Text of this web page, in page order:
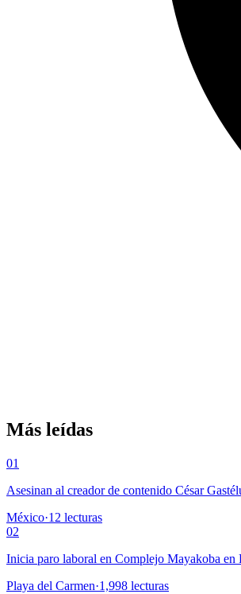
Más leídas
01
Asesinan al creador de contenido César
México·12 lecturas
02
Inicia paro laboral en Complejo Mayakoba en
Playa del Carmen·1,998 lecturas